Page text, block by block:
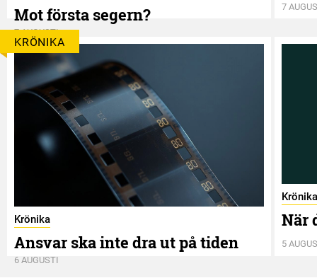
Mot första segern?
7 AUGUSTI
7
KRÖNIKA
Krönika
Ansvar ska inte dra ut på tiden
6 AUGUSTI
Krönika
När
5